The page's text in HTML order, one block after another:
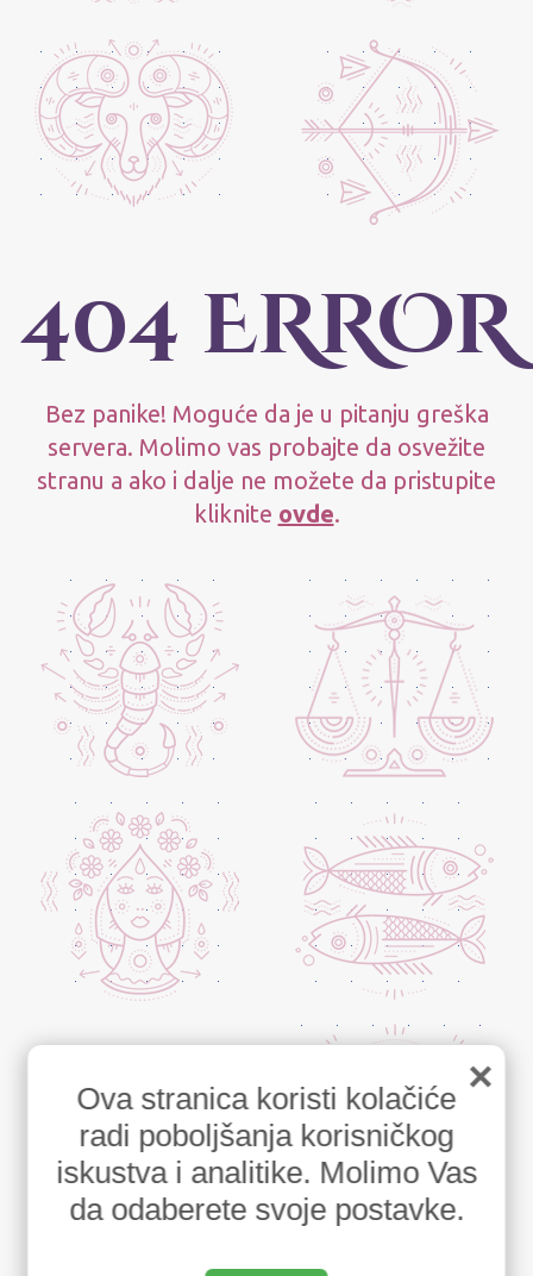
404 ERROR
Bez panike! Moguće da je u pitanju greška
servera. Molimo vas probajte da osvežite
stranu a ako i dalje ne možete da pristupite
kliknite ovde.
×
Ova stranica koristi kolačiće
radi poboljšanja korisničkog
iskustva i analitike. Molimo Vas
da odaberete svoje postavke.